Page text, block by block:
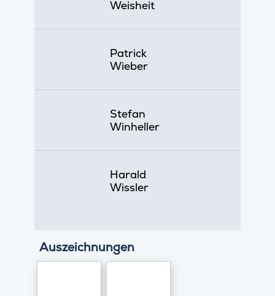
Weisheit
Patrick
Wieber
Stefan
Winheller
Harald
Wissler
Auszeichnungen